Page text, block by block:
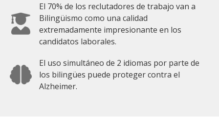
El 70% de los reclutadores de trabajo van a
Bilingüismo como una calidad
extremadamente impresionante en los
candidatos laborales.
El uso simultáneo de 2 idiomas por parte de
los bilingües puede proteger contra el
Alzheimer.